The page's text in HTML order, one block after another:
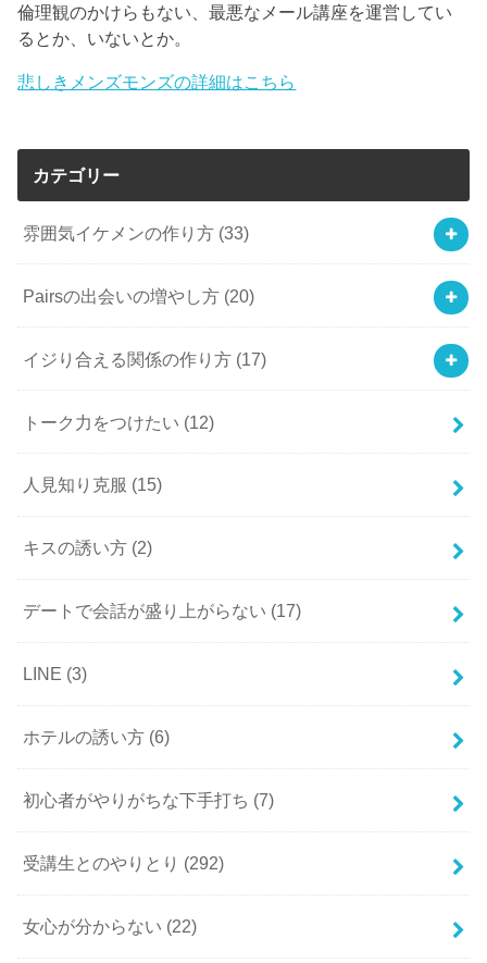
倫理観のかけらもない、最悪なメール講座を運営してい
るとか、いないとか。
悲しきメンズモンズの詳細はこちら
カテゴリー
雰囲気イケメンの作り方 (33)
Pairsの出会いの増やし方 (20)
イジり合える関係の作り方 (17)
トーク力をつけたい (12)
人見知り克服 (15)
キスの誘い方 (2)
デートで会話が盛り上がらない (17)
LINE (3)
ホテルの誘い方 (6)
初心者がやりがちな下手打ち (7)
受講生とのやりとり (292)
女心が分からない (22)